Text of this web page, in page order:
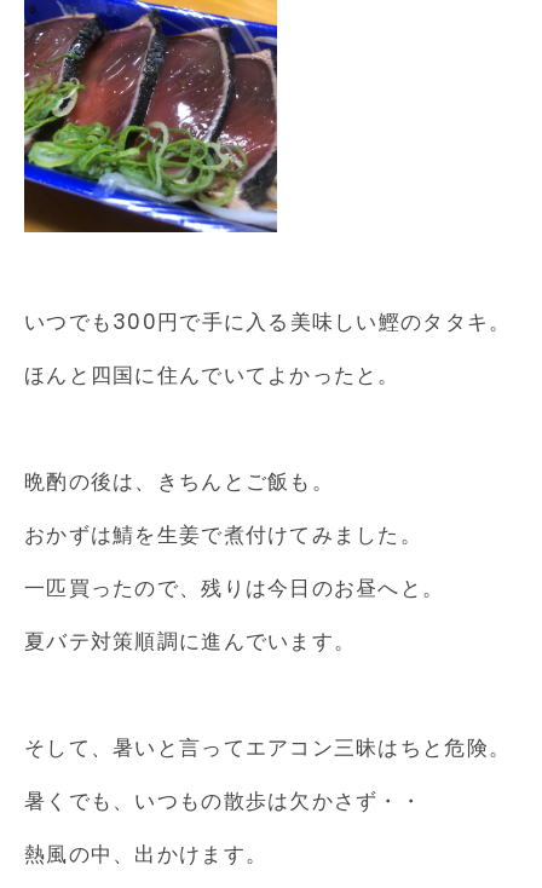
いつでも300円で手に入る美味しい鰹のタタキ。
ほんと四国に住んでいてよかったと。
晩酌の後は、きちんとご飯も。
おかずは鯖を生姜で煮付けてみました。
一匹買ったので、残りは今日のお昼へと。
夏バテ対策順調に進んでいます。
そして、暑いと言ってエアコン三昧はちと危険。
暑くでも、いつもの散歩は欠かさず・・
熱風の中、出かけます。